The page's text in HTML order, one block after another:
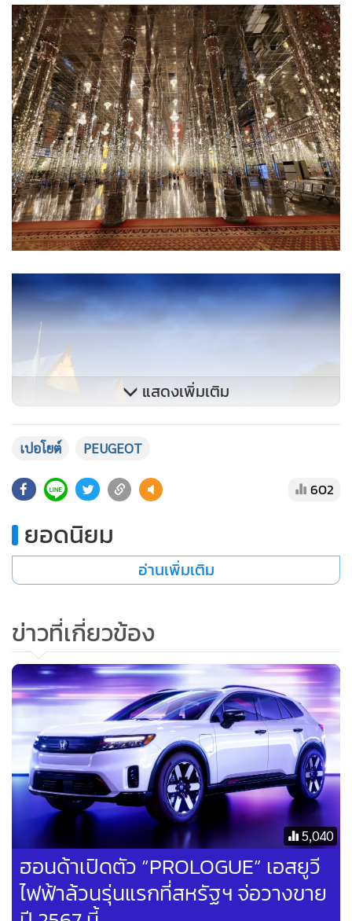
การขับขี่ตอนแรกเมื่อเห็นมิติของตัวรถกับขนาดเครื่องยนต์หลาย
คนอาจมองผิวเผินคิดไปเองว่า เป็นรถที่อืด ตัวเล็ก เครื่องเล็ก จะ
บอกเลยว่า เป็นรถที่ขับสนุก ควบคุมง่าย อัตราเร่งดีตั้งแต่ออกตัว
การควบคุมรถทั้งบนทางหลวงนอกเมือง ทางแคบตรอกซอกซอย
ในเมือง ทำได้ดีกว่าที่คาดไว้มาก
ด้วยพละกำลังและขนาดตัวรถลงตัว และเพียงพอสำหรับการขึ้น
ทางลาดชัน เมื่อเร่งแซง เทอร์โบที่ให้มาทำงานในรอบต่ำ มีส่วน
ช่วยให้ขับสนุก และเพิ่มความปลอดภัยในหลายจังหวะ รวมถึง
ช่วงล่างแบบ Torsion Beam ที่เซ็ตมาแบบแน่น หนึบ แม้จะ
สะท้านบ้างในบางอารมณ์ แต่ให้ความมั่นใจเมื่อขับขี่ในย่าน
ความเร็วสูง
อีกทั้งการขับขี่ในเขตเมืองอาจจะแข็งไปบ้างในบางจังหวะ แต่
พวงมาลัยที่คมและเบา เน้นขับไว มุดง่าย แต่เมื่อวิ่งทางไกลนอก
แสดงเพิ่มเติม
เปอโยต์ PEUGEOT
602
ยอดนิยม
อ่านเพิ่มเติม
ข่าวที่เกี่ยวข้อง
5,040
ฮอนด้าเปิดตัว “PROLOGUE” เอสยูวี
ไฟฟ้าล้วนรุ่นแรกที่สหรัฐฯ จ่อวางขาย